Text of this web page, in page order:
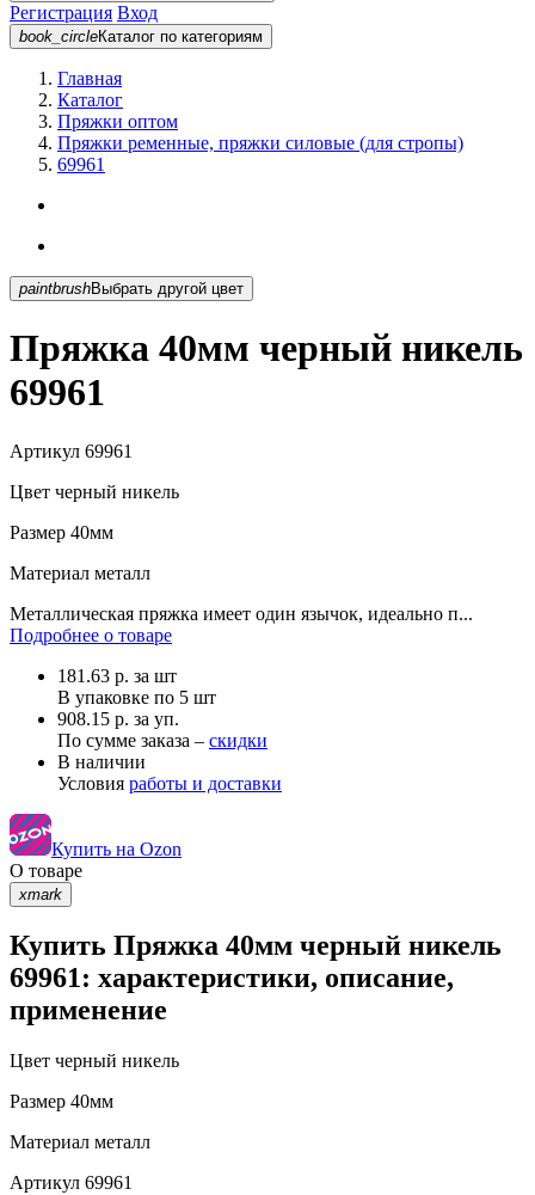
Регистрация Вход
book_circleКаталог по категориям
Главная
Каталог
Пряжки оптом
Пряжки ременные, пряжки силовые (для стропы)
69961
paintbrush Выбрать другой цвет
Пряжка 40мм черный никель
69961
Артикул 69961
Цвет черный никель
Размер 40мм
Материал металл
Металлическая пряжка имеет один язычок, идеально п...
Подробнее о товаре
181.63 р. за шт
В упаковке по 5 шт
908.15 р. за уп.
По сумме заказа – скидки
В наличии
Условия работы и доставки
Купить на Ozon
О товаре
xmark
Купить Пряжка 40мм черный никель
69961: характеристики, описание,
применение
Цвет черный никель
Размер 40мм
Материал металл
Артикул 69961